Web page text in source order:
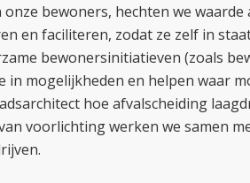
bewoners, hechten we
en faciliteren, zodat ze zelf in
bewonersinitiatieven (zoals
in mogelijkheden en helpen waar
hoe afvalscheiding
voorlichting werken we samen